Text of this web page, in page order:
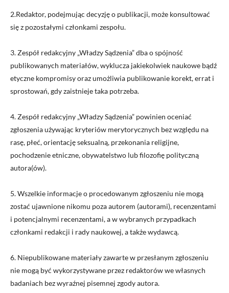
2.Redaktor, podejmując decyzję o publikacji, może konsultować
się z pozostałymi członkami zespołu.
3. Zespół redakcyjny „Władzy Sądzenia” dba o spójność
publikowanych materiałów, wyklucza jakiekolwiek naukowe bądź
etyczne kompromisy oraz umożliwia publikowanie korekt, errat i
sprostowań, gdy zaistnieje taka potrzeba.
4. Zespół redakcyjny „Władzy Sądzenia” powinien oceniać
zgłoszenia używając kryteriów merytorycznych bez względu na
rasę, płeć, orientację seksualną, przekonania religijne,
pochodzenie etniczne, obywatelstwo lub filozofię polityczną
autora(ów).
5. Wszelkie informacje o procedowanym zgłoszeniu nie mogą
zostać ujawnione nikomu poza autorem (autorami), recenzentami
i potencjalnymi recenzentami, a w wybranych przypadkach
członkami redakcji i rady naukowej, a także wydawcą.
6. Niepublikowane materiały zawarte w przesłanym zgłoszeniu
nie mogą być wykorzystywane przez redaktorów we własnych
badaniach bez wyraźnej pisemnej zgody autora.